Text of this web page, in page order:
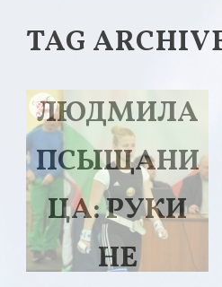
TAG
ЛЮДМИЛА
ПСЫЩАНИ
ЦА: РУКИ
НЕ